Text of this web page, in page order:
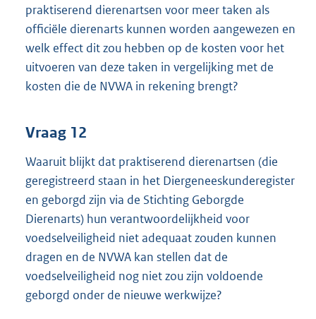
praktiserend dierenartsen voor meer taken als
officiële dierenarts kunnen worden aangewezen en
welk effect dit zou hebben op de kosten voor het
uitvoeren van deze taken in vergelijking met de
kosten die de NVWA in rekening brengt?
Vraag 12
Waaruit blijkt dat praktiserend dierenartsen (die
geregistreerd staan in het Diergeneeskunderegister
en geborgd zijn via de Stichting Geborgde
Dierenarts) hun verantwoordelijkheid voor
voedselveiligheid niet adequaat zouden kunnen
dragen en de NVWA kan stellen dat de
voedselveiligheid nog niet zou zijn voldoende
geborgd onder de nieuwe werkwijze?